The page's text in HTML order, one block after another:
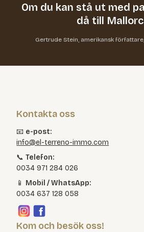
Om du kan stå ut med
då till
Gertrude Stein, amerikansk författare,
Kontakta oss
📧 e-post:
info@el-terreno-immo.com
📞Telefon:
0034 971 284 026
📱 Mobil / WhatsApp:
0034 637 128 058
Kom och besök oss!